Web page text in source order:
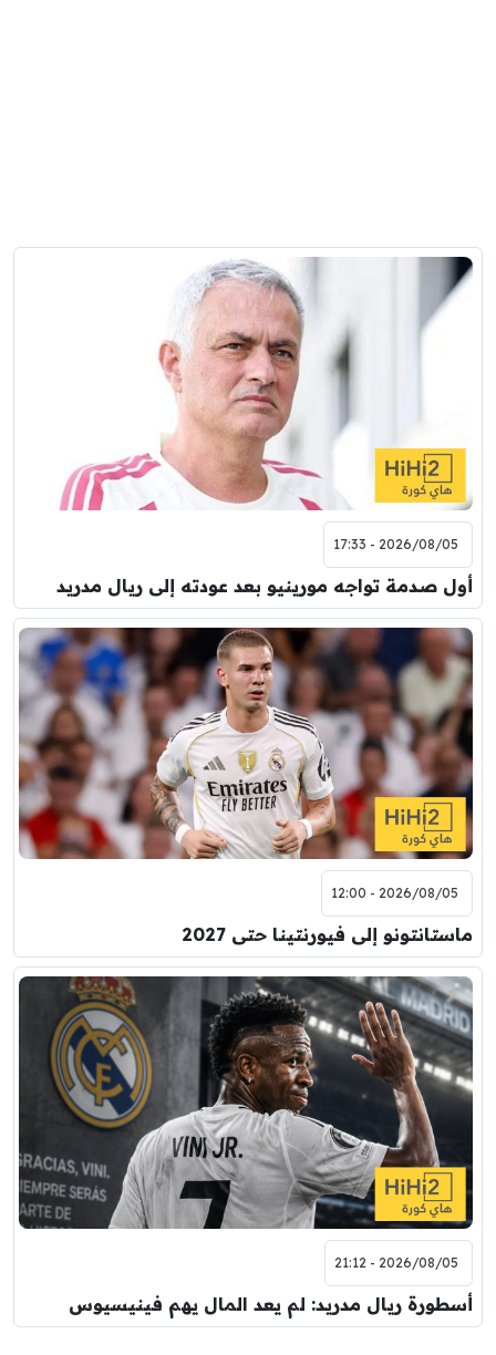
2026/08/05 - 17:33
أول صدمة تواجه مورينيو بعد عودته إلى ريال مدريد
2026/08/05 - 12:00
ماستانتونو إلى فيورنتينا حتى 2027
2026/08/05 - 21:12
أسطورة ريال مدريد: لم يعد المال يهم فينيسيوس